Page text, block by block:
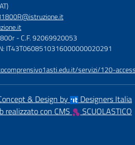
- C.F. 92069920053
IT43T0608510316000000020291
servizi/120-
& Design by
Designers Italia
realizzato con CMS
SCUOLASTICO